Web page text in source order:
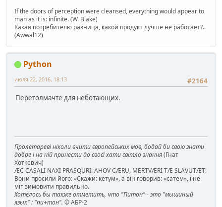
If the doors of perception were cleansed, everything would appear to
man as it is: infinite. (W. Blake)
Какая потребителю разница, какой продукт лучше не работает?..
(Awwal12)
Python
#2164
июля 22, 2016, 18:13
Перетолмачте для неботающих.
Пролетареві ніколи вчити європейських мов, бодай би свою знати
добре і на ній принести до своєї хати світло знання(Гнат
Хоткевич)
ÆC CASALI NAXI PRASQURI: AHOV CÆRU, MERTVÆRI TÆ SLAVUTÆT!
Вони просили його: «Скажи: кетум», а він говорив: «сатем», і не
міг вимовити правильно.
Хотелось бы также отметить, что "Питон" - это "мышиный
язык" : "пи+тон". © АБР-2